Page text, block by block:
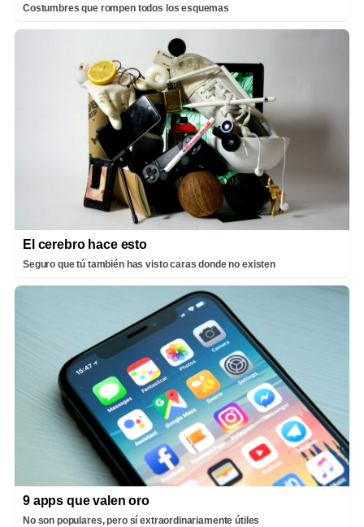
Costumbres que rompen todos los esquemas
El cerebro hace esto
Seguro que tú también has visto caras donde no existen
9 apps que valen oro
No son populares, pero sí extraordinariamente útiles